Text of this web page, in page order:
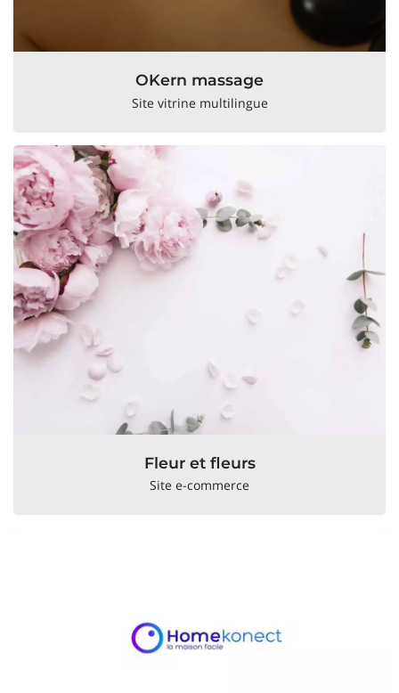
OKern massage
Site vitrine multilingue
Fleur et fleurs
Site e-commerce